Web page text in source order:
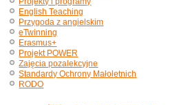
English Teaching
Przygoda z angielskim
eTwinning
Erasmus+
Projekt POWER
Zajęcia pozalekcyjne
Standardy Ochrony Małoletnich
RODO